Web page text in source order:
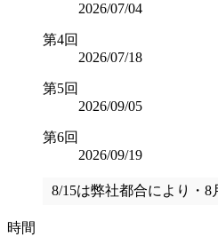
2026/07/04
第4回
2026/07/18
第5回
2026/09/05
第6回
2026/09/19
8/15は弊社都合により・
時間